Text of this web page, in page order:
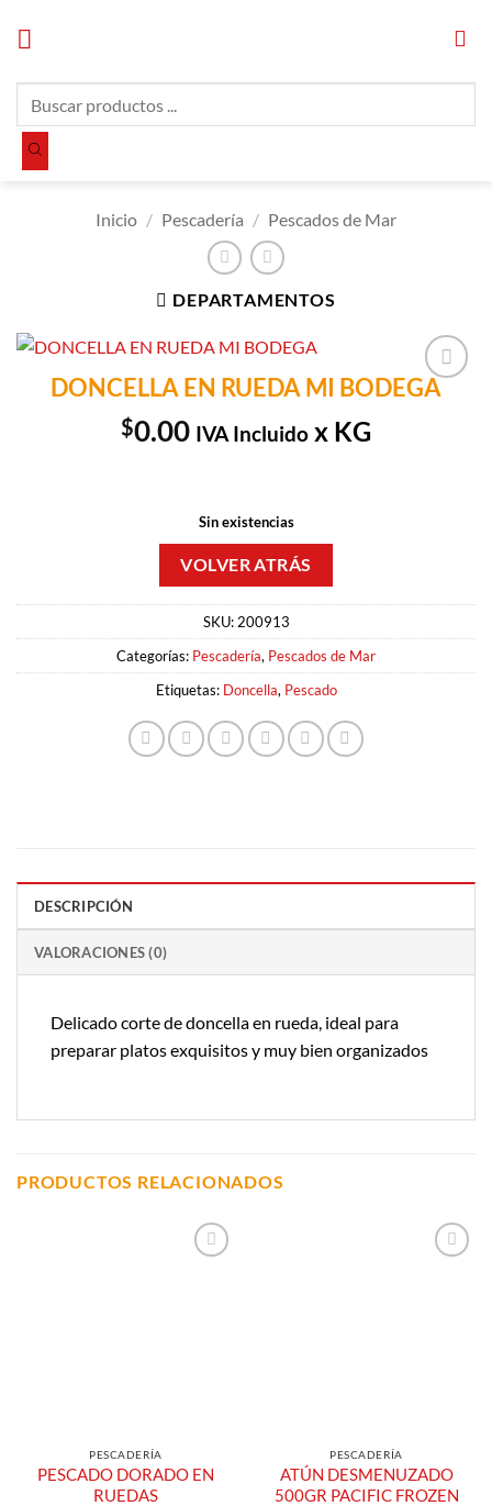
productos
Inicio / Pescadería / Pescados de Mar
DEPARTAMENTOS
Añadir a
DONCELLA EN RUEDA MI BODEGA
$0.00 IVA Incluido x KG
Sin existencias
SKU: 200913
Categorías: Pescadería, Pescados de Mar
Etiquetas: Doncella, Pescado
DESCRIPCIÓN
VALORACIONES (0)
Delicado corte de doncella en rueda, ideal para
preparar platos exquisitos y muy bien organizados
PRODUCTOS RELACIONADOS
PESCADERÍA
PESCADO DORADO EN
RUEDAS
PESCADERÍA
ATÚN DESMENUZADO
500GR PACIFIC FROZEN